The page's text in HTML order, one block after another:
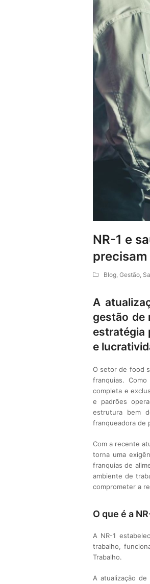
NR-1 e
Blog, Gestão,
A
gestão de
estratégia
e
O setor de food
franquias.
completa e
e padrões
estrutura bem
franqueadora de
Com a recente
torna uma
franquias de
ambiente de
comprometer a
O que é a
A NR-1
trabalho,
Trabalho.
A atualização